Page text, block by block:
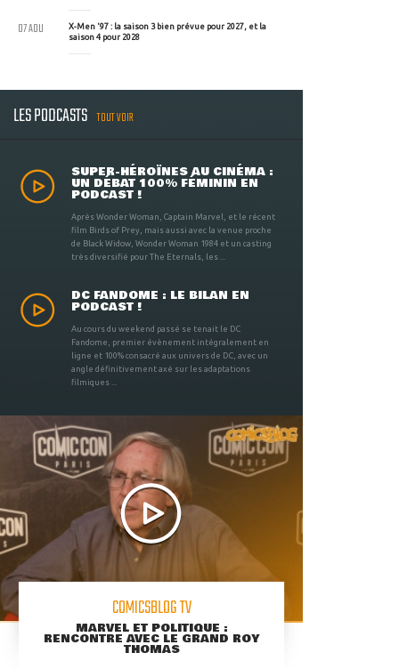
X-Men '97 : la saison 3 bien prévue pour 2027, et la
saison 4 pour 2028
07 AOU
LES PODCASTS TOUT VOIR
SUPER-HÉROÏNES AU CINÉMA :
UN DÉBAT 100% FÉMININ EN
PODCAST !
Après Wonder Woman, Captain Marvel, et le récent
film Birds of Prey, mais aussi avec la venue proche
de Black Widow, Wonder Woman 1984 et un casting
très diversifié pour The Eternals, les ...
DC FANDOME : LE BILAN EN
PODCAST !
Au cours du weekend passé se tenait le DC
Fandome, premier évènement intégralement en
ligne et 100% consacré aux univers de DC, avec un
angle définitivement axé sur les adaptations
filmiques ...
COMICSBLOG TV
MARVEL ET POLITIQUE :
RENCONTRE AVEC LE GRAND ROY
THOMAS